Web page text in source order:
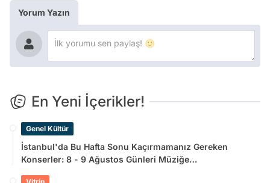
Yorum Yazın
En Yeni İçerikler!
Genel Kültür
İstanbul'da Bu Hafta Sonu Kaçırmamanız Gereken
Konserler: 8 - 9 Ağustos Günleri Müziğe